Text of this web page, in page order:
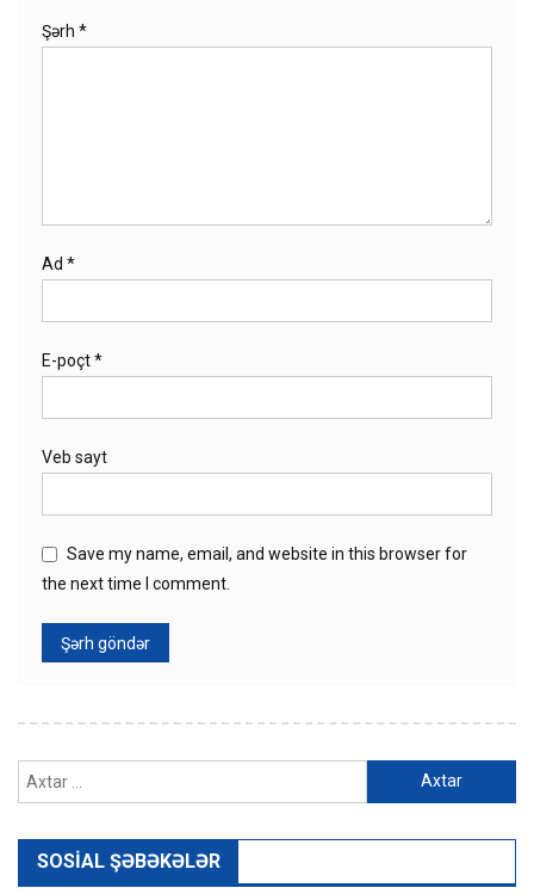
Şərh *
Ad *
E-poçt*
Veb sayt
Save my name, email, and website in this browser for
the next time I comment.
SOSIAL ŞƏBƏKƏLƏR